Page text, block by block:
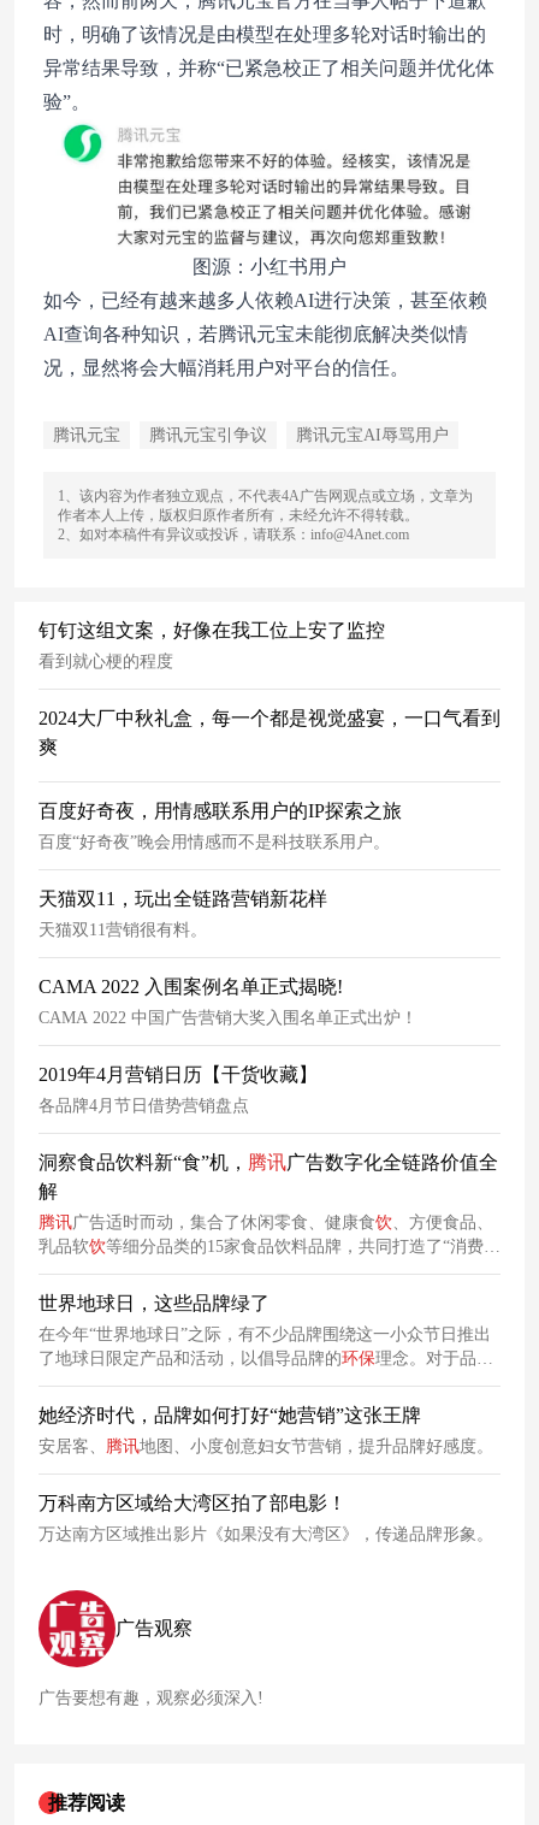
时，明确了该情况是由模型在处理多轮对话时输出的
异常结果导致，并称“已紧急校正了相关问题并优化体
验”。
图源：小红书用户
如今，已经有越来越多人依赖AI进行决策，甚至依赖
AI查询各种知识，若腾讯元宝未能彻底解决类似情
况，显然将会大幅消耗用户对平台的信任。
腾讯元宝 腾讯元宝引争议 腾讯元宝AI辱骂用户
1、该内容为作者独立观点，不代表4A广告网观点或立场，文章为
作者本人上传，版权归原作者所有，未经允许不得转载。
2、如对本稿件有异议或投诉，请联系：info@4Anet.com
钉钉这组文案，好像在我工位上安了监控
看到就心梗的程度
2024大厂中秋礼盒，每一个都是视觉盛宴，一口气看到
爽
百度好奇夜，用情感联系用户的IP探索之旅
百度“好奇夜”晚会用情感而不是科技联系用户。
天猫双11，玩出全链路营销新花样
天猫双11营销很有料。
CAMA 2022 入围案例名单正式揭晓!
CAMA 2022 中国广告营销大奖入围名单正式出炉！
2019年4月营销日历【干货收藏】
各品牌4月节日借势营销盘点
洞察食品饮料新“食”机， 腾讯广告数字化全链路价值全
解
腾讯广告适时而动，集合了休闲零食、健康食饮、方便食品、
乳品软饮等细分品类的15家食品饮料品牌，共同打造了“消费新
食机案例热站”，量身定制增长玩法，助力品牌全面打通“触达-
转化-复购”的数字化全链路。
世界地球日，这些品牌绿了
在今年“世界地球日”之际，有不少品牌围绕这一小众节日推出
了地球日限定产品和活动，以倡导品牌的环保理念。对于品牌
而言，借势这个小众环保节日，不仅可以展现其社会责任感，
同时还能够与其他品牌形成差异化竞争。
她经济时代，品牌如何打好“她营销”这张王牌
安居客、 腾讯地图、小度创意妇女节营销，提升品牌好感度。
万科南方区域给大湾区拍了部电影！
万达南方区域推出影片《如果没有大湾区》，传递品牌形象。
广告观察
广告要想有趣，观察必须深入!
推荐阅读